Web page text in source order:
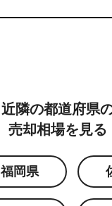
近隣の都道府県
売却相場を見る
福岡県